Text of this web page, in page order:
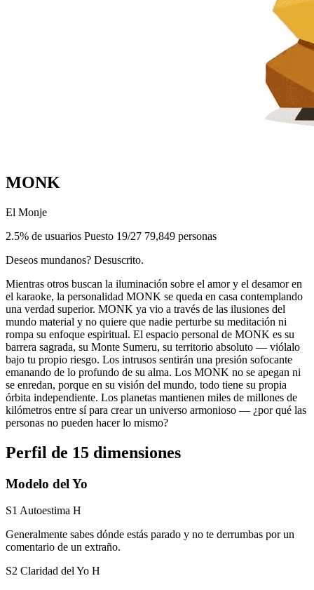
MONK
El Monje
2.5% de usuarios Puesto 19/27 79,849 personas
Deseos mundanos? Desuscrito.
Mientras otros buscan la iluminación sobre el amor y el desamor en
el karaoke, la personalidad MONK se queda en casa contemplando
una verdad superior. MONK ya vio a través de las ilusiones del
mundo material y no quiere que nadie perturbe su meditación ni
rompa su enfoque espiritual. El espacio personal de MONK es su
barrera sagrada, su Monte Sumeru, su territorio absoluto — viólalo
bajo tu propio riesgo. Los intrusos sentirán una presión sofocante
emanando de lo profundo de su alma. Los MONK no se apegan ni
se enredan, porque en su visión del mundo, todo tiene su propia
órbita independiente. Los planetas mantienen miles de millones de
kilómetros entre sí para crear un universo armonioso — ¿por qué las
personas no pueden hacer lo mismo?
Perfil de 15 dimensiones
Modelo del Yo
S1 Autoestima H
Generalmente sabes dónde estás parado y no te derrumbas por un
comentario de un extraño.
S2 Claridad del Yo H